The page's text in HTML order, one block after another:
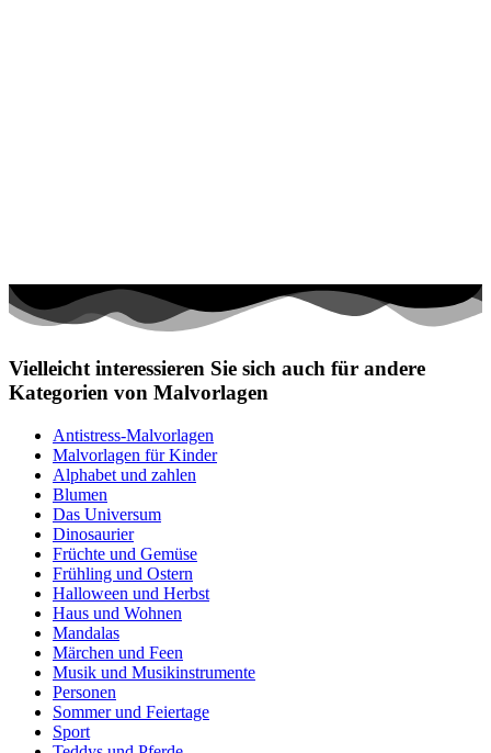
Vielleicht interessieren Sie sich auch für andere
Kategorien von Malvorlagen
Antistress-Malvorlagen
Malvorlagen für Kinder
Alphabet und zahlen
Blumen
Das Universum
Dinosaurier
Früchte und Gemüse
Frühling und Ostern
Halloween und Herbst
Haus und Wohnen
Mandalas
Märchen und Feen
Musik und Musikinstrumente
Personen
Sommer und Feiertage
Sport